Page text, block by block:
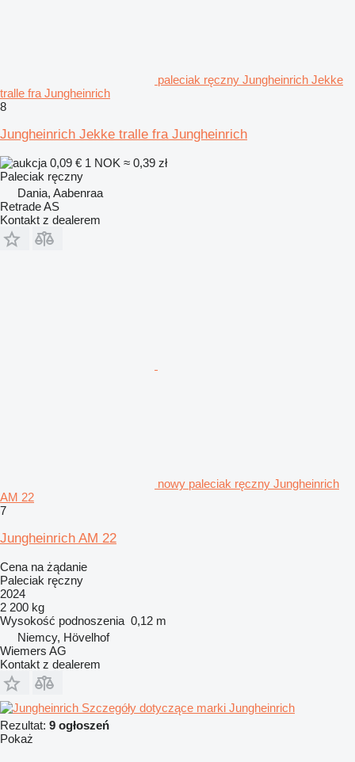
paleciak ręczny Jungheinrich Jekke
tralle fra Jungheinrich
8
Jungheinrich Jekke tralle fra Jungheinrich
0,09 € 1 NOK ≈ 0,39 zł
Paleciak ręczny
Dania, Aabenraa
Retrade AS
Kontakt z dealerem
nowy paleciak ręczny Jungheinrich
AM 22
7
Jungheinrich AM 22
Cena na żądanie
Paleciak ręczny
2024
2 200 kg
Wysokość podnoszenia 0,12 m
Niemcy, Hövelhof
Wiemers AG
Kontakt z dealerem
Szczegóły dotyczące marki Jungheinrich
Rezultat: 9 ogłoszeń
Pokaż